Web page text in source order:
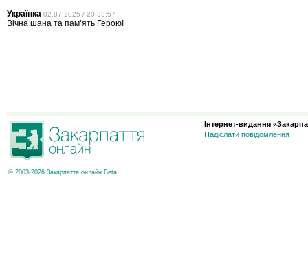
Українка 02.07.2025 / 20:33:57
Вічна шана та памʼять Герою!
© 2003-2026 Закарпаття онлайн Beta
Інтернет-видання
Надіслати повідомлення